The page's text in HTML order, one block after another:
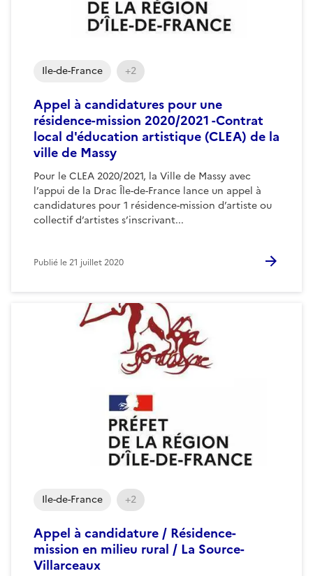
Appel à candidatures pour une
résidence-mission 2020/2021 -Contrat
local d'éducation artistique (CLEA) de la
ville de Massy
Pour le CLEA 2020/2021, la Ville de Massy avec
l’appui de la Drac Île-de-France lance un appel à
candidatures pour 1 résidence-mission d’artiste ou
collectif d’artistes s’inscrivant...
Ile-de-France +2
Publié le21 juillet 2020
Appel à candidature / Résidence-
mission en milieu rural / La Source-
Villarceaux
Ile-de-France +2